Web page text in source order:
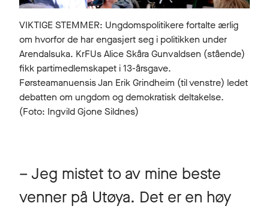
VIKTIGE STEMMER: Ungdomspolitikere fortalte ærlig
om hvorfor de har engasjert seg i politikken under
Arendalsuka. KrFUs Alice Skåra Gunvaldsen (stående)
fikk partimedlemskapet i 13-årsgave.
Førsteamanuensis Jan Erik Grindheim (til venstre) ledet
debatten om ungdom og demokratisk deltakelse.
(Foto: Ingvild Gjone Sildnes)
– Jeg mistet to av mine beste
venner på Utøya. Det er en høy